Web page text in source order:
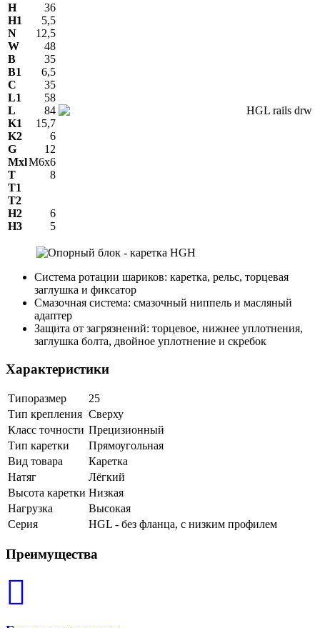
H
36
H1
5,5
N
12,5
W
48
В
35
B1
6,5
C
35
L1
58
L
84
K1
15,7
K2
6
G
12
MxlM6x6
T
8
T1
T2
H2
6
Н3
5
Система ротации шариков: каретка, рельс, торцевая
заглушка и фиксатор
Смазочная система: смазочный ниппель и масляный
адаптер
Защита от загрязнений: торцевое, нижнее уплотнения,
заглушка болта, двойное уплотнение и скребок
Характеристики
Типоразмер
25
Тип крепления Сверху
Класс точности Прецизионный
Тип каретки
Прямоугольная
Вид товара
Каретка
Натяг
Лёгкий
Высота каретки Низкая
Нагрузка
Высокая
Серия
HGL - без фланца, с низким профилем
Преимущества